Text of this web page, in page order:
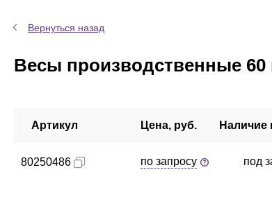
Вернуться назад
Весы производственные 60
Артикул Цена, руб. Наличие
80250486 по запросу под